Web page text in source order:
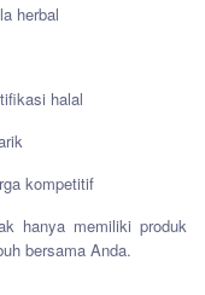
herbal
halal
kompetitif
hanya memiliki produk
bersama Anda.